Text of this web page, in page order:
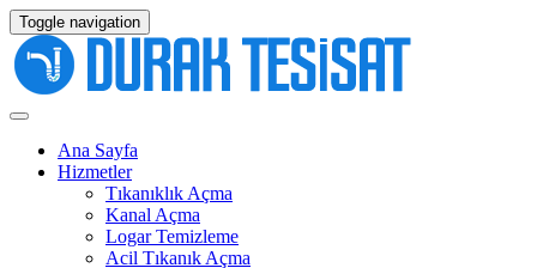
Toggle navigation
Ana Sayfa
Hizmetler
Tıkanıklık Açma
Kanal Açma
Logar Temizleme
Acil Tıkanık Açma